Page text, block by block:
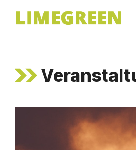
Inhalt
springen